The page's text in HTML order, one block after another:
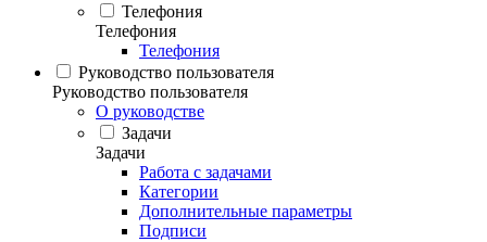
Телефония
Телефония
Телефония
Руководство пользователя
Руководство пользователя
О руководстве
Задачи
Задачи
Работа с задачами
Категории
Дополнительные параметры
Подписи